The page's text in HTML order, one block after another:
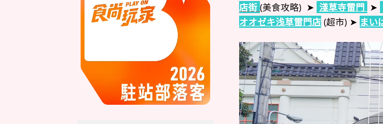
店街 (美食攻略) ➤ 淺草寺雷門 ➤
オオゼキ浅草雷門店 (超市) ➤ まい